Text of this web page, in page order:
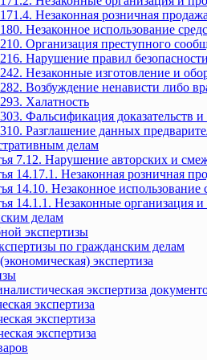
Незаконная розничная
Незаконное использование
Организация преступного
Нарушение правил
Незаконные изготовление и
Возбуждение ненависти либо
Халатность
Фальсификация доказательств и
Разглашение данных
делам
7.12. Нарушение авторских и
14.17.1. Незаконная розничная
14.10. Незаконное использование
14.1.1. Незаконные организация и
делам
экспертизы
по гражданским делам
экспертиза
экспертиза
экспертиза
экспертиза
экспертиза